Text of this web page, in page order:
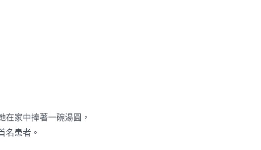
在家中捧著一碗湯圓，
名患者。